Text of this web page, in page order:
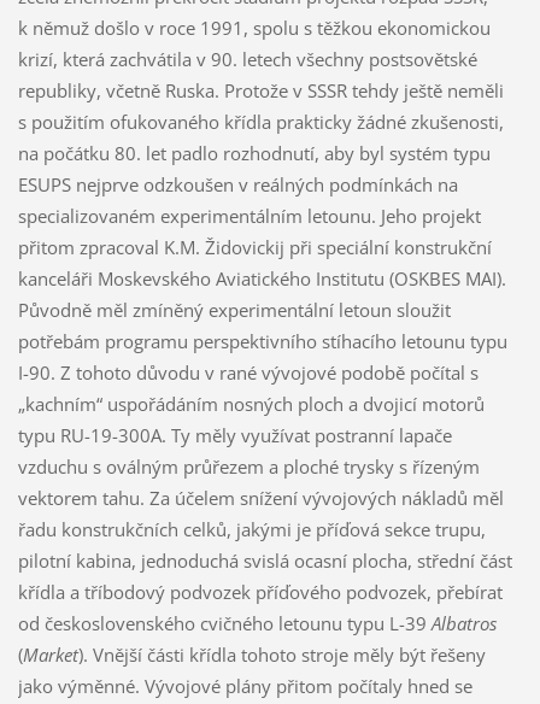
k němuž došlo v roce 1991, spolu s těžkou ekonomickou
krizí, která zachvátila v 90. letech všechny postsovětské
republiky, včetně Ruska. Protože v SSSR tehdy ještě neměli
s použitím ofukovaného křídla prakticky žádné zkušenosti,
na počátku 80. let padlo rozhodnutí, aby byl systém typu
ESUPS nejprve odzkoušen v reálných podmínkách na
specializovaném experimentálním letounu. Jeho projekt
přitom zpracoval K.M. Židovickij při speciální konstrukční
kanceláři Moskevského Aviatického Institutu (OSKBES MAI).
Původně měl zmíněný experimentální letoun sloužit
potřebám programu perspektivního stíhacího letounu typu
I-90. Z tohoto důvodu v rané vývojové podobě počítal s
„kachním“ uspořádáním nosných ploch a dvojicí motorů
typu RU-19-300A. Ty měly využívat postranní lapače
vzduchu s oválným průřezem a ploché trysky s řízeným
vektorem tahu. Za účelem snížení vývojových nákladů měl
řadu konstrukčních celků, jakými je příďová sekce trupu,
pilotní kabina, jednoduchá svislá ocasní plocha, střední část
křídla a tříbodový podvozek příďového podvozek, přebírat
od československého cvičného letounu typu L-39Albatros
(Market). Vnější části křídla tohoto stroje měly být řešeny
jako výměnné. Vývojové plány přitom počítaly hned se